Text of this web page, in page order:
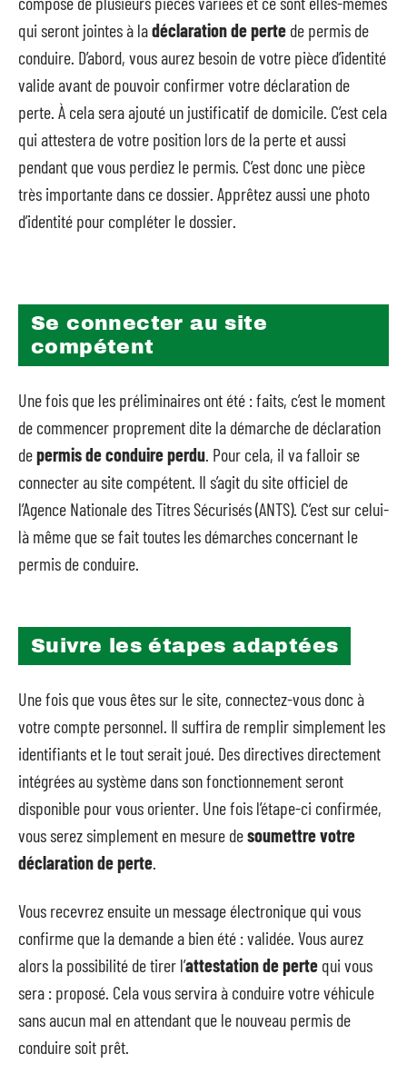
qui seront jointes à ladéclaration de perte de permis de
conduire. D’abord, vous aurez besoin de votre pièce d’identité
valide avant de pouvoir confirmer votre déclaration de
perte. À cela sera ajouté un justificatif de domicile. C’est cela
qui attestera de votre position lors de la perte et aussi
pendant que vous perdiez le permis. C’est donc une pièce
très importante dans ce dossier. Apprêtez aussi une photo
d’identité pour compléter le dossier.
Se connecter au site
compétent
Une fois que les préliminaires ont été : faits, c’est le moment
de commencer proprement dite la démarche de déclaration
depermis de conduire perdu. Pour cela, il va falloir se
connecter au site compétent. Il s’agit du site officiel de
l’Agence Nationale des Titres Sécurisés (ANTS). C’est sur celui-
là même que se fait toutes les démarches concernant le
permis de conduire.
Suivre les étapes adaptées
Une fois que vous êtes sur le site, connectez-vous donc à
votre compte personnel. Il suffira de remplir simplement les
identifiants et le tout serait joué. Des directives directement
intégrées au système dans son fonctionnement seront
disponible pour vous orienter. Une fois l’étape-ci confirmée,
vous serez simplement en mesure desoumettre votre
déclaration de perte.
Vous recevrez ensuite un message électronique qui vous
confirme que la demande a bien été : validée. Vous aurez
alors la possibilité de tirer l’attestation de perte qui vous
sera : proposé. Cela vous servira à conduire votre véhicule
sans aucun mal en attendant que le nouveau permis de
conduire soit prêt.